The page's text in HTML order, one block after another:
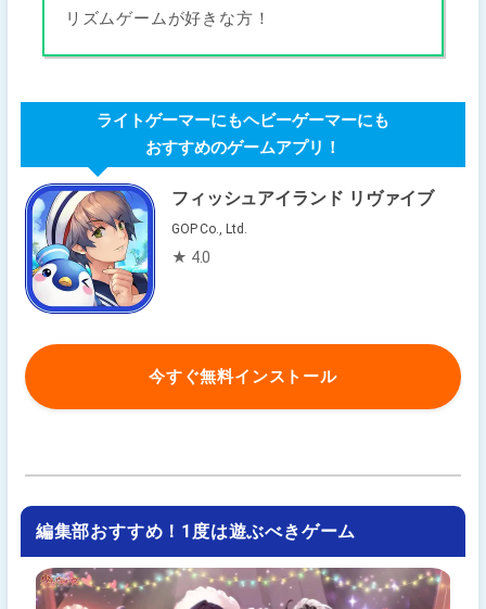
リズムゲームが好きな方！
ライトゲーマーにもヘビーゲーマーにも
おすすめのゲームアプリ！
フィッシュアイランド リヴァイブ
GOP Co., Ltd.
★ 4.0
今すぐ無料インストール
編集部おすすめ！1度は遊ぶべきゲーム